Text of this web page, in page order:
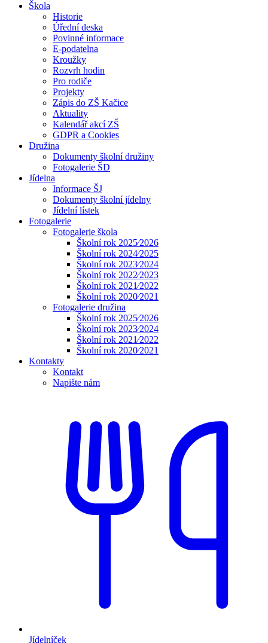
Škola
Historie
Úřední deska
Povinné informace
E-podatelna
Kroužky
Rozvrh hodin
Pro rodiče
Projekty
Zápis do ZŠ Kačice
Aktuality
Kalendář akcí ZŠ
GDPR a Cookies
Družina
Dokumenty školní družiny
Fotogalerie ŠD
Jídelna
Informace ŠJ
Dokumenty školní jídelny
Jídelní lístek
Fotogalerie
Fotogalerie škola
Školní rok 2025⁄2026
Školní rok 2024⁄2025
Školní rok 2023⁄2024
Školní rok 2022⁄2023
Školní rok 2021⁄2022
Školní rok 2020⁄2021
Fotogalerie družina
Školní rok 2025⁄2026
Školní rok 2023⁄2024
Školní rok 2021⁄2022
Školní rok 2020⁄2021
Kontakty
Kontakt
Napište nám
Jídelníček